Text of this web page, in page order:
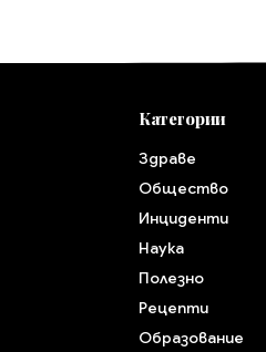
Категории
Здраве
Общество
Инциденти
Наука
Полезно
Рецепти
Образование